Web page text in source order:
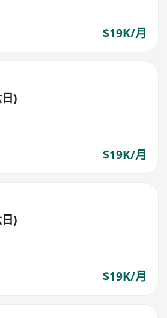
$19K/月
)
$19K/月
)
$19K/月